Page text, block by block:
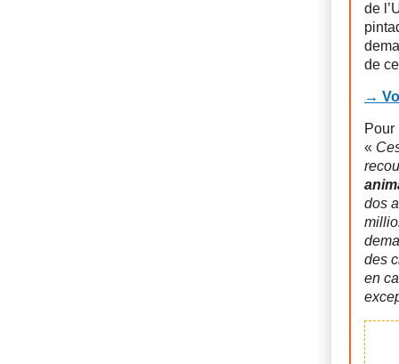
de
de
→
Pour
«
dos
des
en